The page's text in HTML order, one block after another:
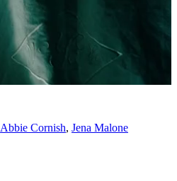
Abbie Cornish, Jena Malone